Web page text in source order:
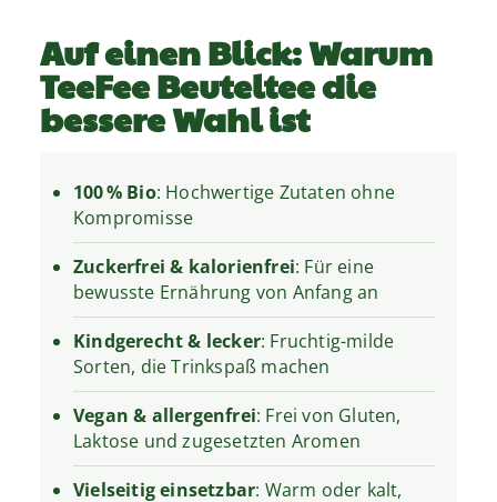
Auf einen Blick: Warum
TeeFee Beuteltee die
bessere Wahl ist
100 % Bio: Hochwertige Zutaten ohne
Kompromisse
Zuckerfrei & kalorienfrei: Für eine
bewusste Ernährung von Anfang an
Kindgerecht & lecker: Fruchtig-milde
Sorten, die Trinkspaß machen
Vegan & allergenfrei: Frei von Gluten,
Laktose und zugesetzten Aromen
Vielseitig einsetzbar: Warm oder kalt,